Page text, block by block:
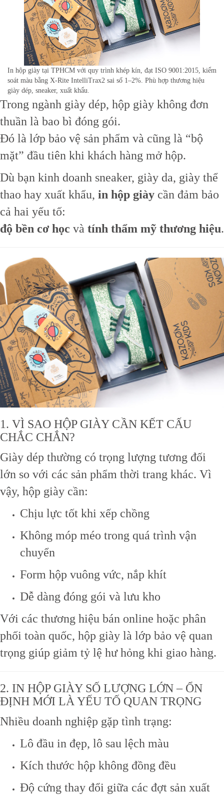
In hộp giày tại TPHCM với quy trình khép kín, đạt ISO 9001:2015, kiểm
soát màu bằng X-Rite IntelliTrax2 sai số 1–2%. Phù hợp thương hiệu
giày dép, sneaker, xuất khẩu.
Trong ngành giày dép, hộp giày không đơn
thuần là bao bì đóng gói.
Đó là lớp bảo vệ sản phẩm và cũng là “bộ
mặt” đầu tiên khi khách hàng mở hộp.
Dù bạn kinh doanh sneaker, giày da, giày thể
thao hay xuất khẩu, in hộp giày cần đảm bảo
cả hai yếu tố:
độ bền cơ học và tính thẩm mỹ thương hiệu.
1. VÌ SAO HỘP GIÀY CẦN KẾT CẤU
CHẮC CHẮN?
Giày dép thường có trọng lượng tương đối
lớn so với các sản phẩm thời trang khác. Vì
vậy, hộp giày cần:
Chịu lực tốt khi xếp chồng
Không móp méo trong quá trình vận
chuyển
Form hộp vuông vức, nắp khít
Dễ dàng đóng gói và lưu kho
Với các thương hiệu bán online hoặc phân
phối toàn quốc, hộp giày là lớp bảo vệ quan
trọng giúp giảm tỷ lệ hư hỏng khi giao hàng.
2. IN HỘP GIÀY SỐ LƯỢNG LỚN – ỔN
ĐỊNH MỚI LÀ YẾU TỐ QUAN TRỌNG
Nhiều doanh nghiệp gặp tình trạng:
Lô đầu in đẹp, lô sau lệch màu
Kích thước hộp không đồng đều
Độ cứng thay đổi giữa các đợt sản xuất